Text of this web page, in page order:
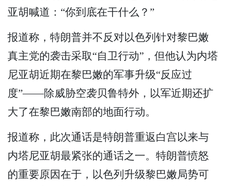
亚胡喊道：“你到底在干什么？”
报道称，特朗普并不反对以色列针对黎巴嫩
真主党的袭击采取“自卫行动”，但他认为内塔
尼亚胡近期在黎巴嫩的军事升级“反应过
度”——除威胁空袭贝鲁特外，以军近期还扩
大了在黎巴嫩南部的地面行动。
报道称，此次通话是特朗普重返白宫以来与
内塔尼亚胡最紧张的通话之一。特朗普愤怒
的重要原因在于，以色列升级黎巴嫩局势可